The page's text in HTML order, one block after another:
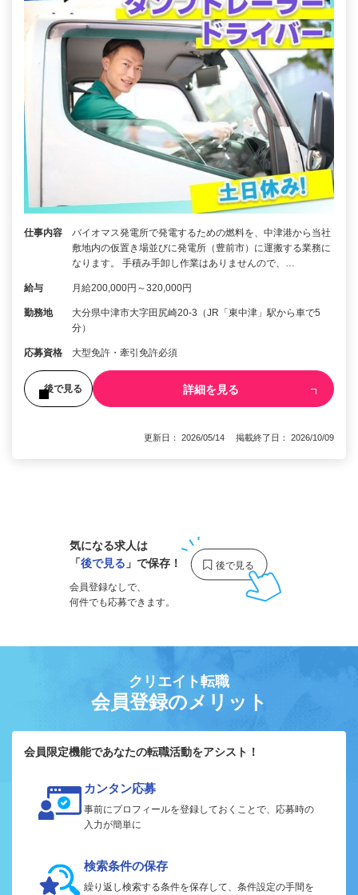
仕事内容
バイオマス発電所で発電するための燃料を、中津港から当社
敷地内の仮置き場並びに発電所（豊前市）に運搬する業務に
なります。 手積み手卸し作業はありませんので、…
給与 月給200,000円～320,000円
勤務地
大分県中津市大字田尻崎20-3（JR「東中津」駅から車で5
分）
応募資格 大型免許・牽引免許必須
後で見る 詳細を見る
更新日： 2026/05/14 掲載終了日： 2026/10/09
気になる求人は
「後で見る 」で保存！
会員登録なしで、
何件でも応募できます。
クリエイト転職
会員登録のメリット
会員限定機能であなたの転職活動をアシスト！
カンタン応募
事前にプロフィールを登録しておくことで、応募時の
入力が簡単に
検索条件の保存
繰り返し検索する条件を保存して、条件設定の手間を